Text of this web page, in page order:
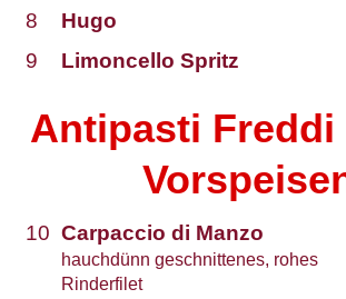
8
Hugo
9
Limoncello Spritz
Antipasti Freddi
10 Carpaccio di Manzo
hauchdünn geschnittenes, rohes
Rinderfilet